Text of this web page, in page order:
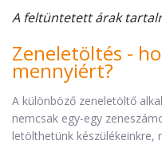
A feltüntetett árak
Zeneletöltés -
mennyiért?
A különböző zeneletöltő
nemcsak egy-egy
letölthetünk készülékeinkre,